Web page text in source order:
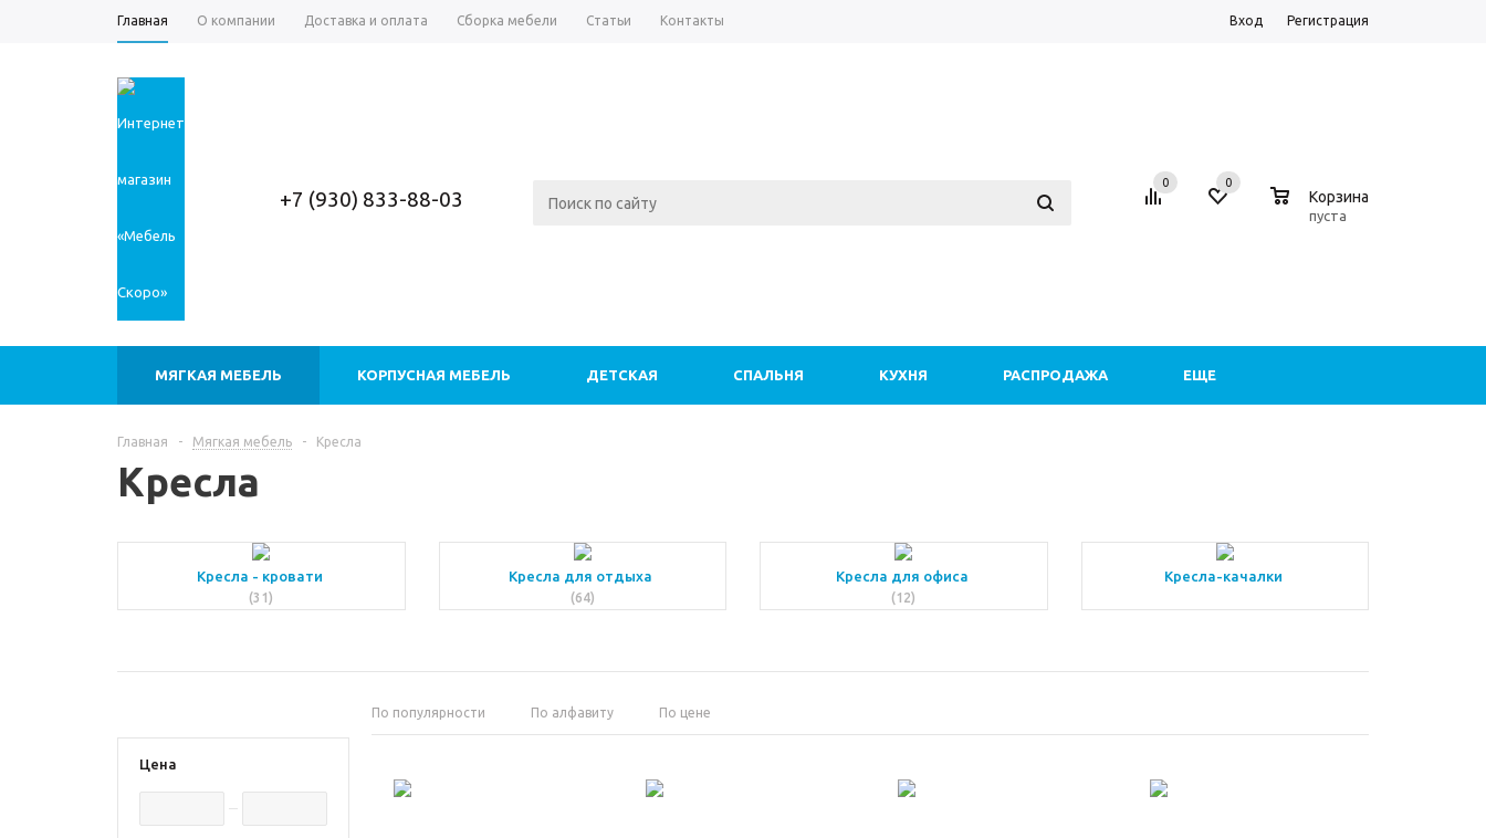
Главная О компании Доставка и оплата Сборка мебели Статьи Контакты Вход Регистрация
+7 (930) 833-88-03
0 0
Корзина
пуста
МЯГКАЯ МЕБЕЛЬ КОРПУСНАЯ МЕБЕЛЬ ДЕТСКАЯ СПАЛЬНЯ КУХНЯ РАСПРОДАЖА ЕЩЕ
Главная - Мягкая мебель - Кресла
Кресла
Кресла - кровати
(31)
Кресла для отдыха
(64)
Кресла для офиса
(12)
Кресла-качалки
Цена
По популярности По алфавиту По цене